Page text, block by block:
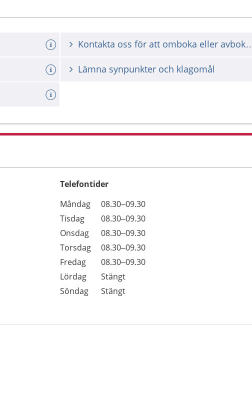
Kontakta oss för
Lämna synpunkter och klagomål
Telefontider
Dag
Öppettider
Kommentarer
Måndag
08.30–09.30
Tisdag
08.30–09.30
Onsdag
08.30–09.30
Torsdag
08.30–09.30
Fredag
08.30–09.30
Lördag
Stängt
Söndag
Stängt